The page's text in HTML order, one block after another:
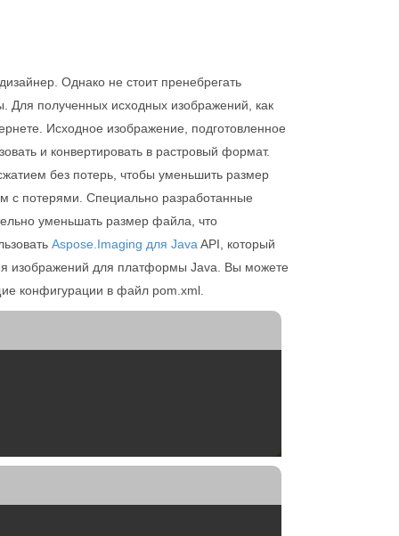
Однако не стоит пренебрегать
Для полученных исходных изображений, как
Исходное изображение, подготовленное
и конвертировать в растровый формат.
без потерь, чтобы уменьшить размер
с потерями. Специально разработанные
уменьшать размер файла, что
Aspose.Imaging для Java API, который
изображений для платформы Java. Вы можете
конфигурации в файл pom.xml.